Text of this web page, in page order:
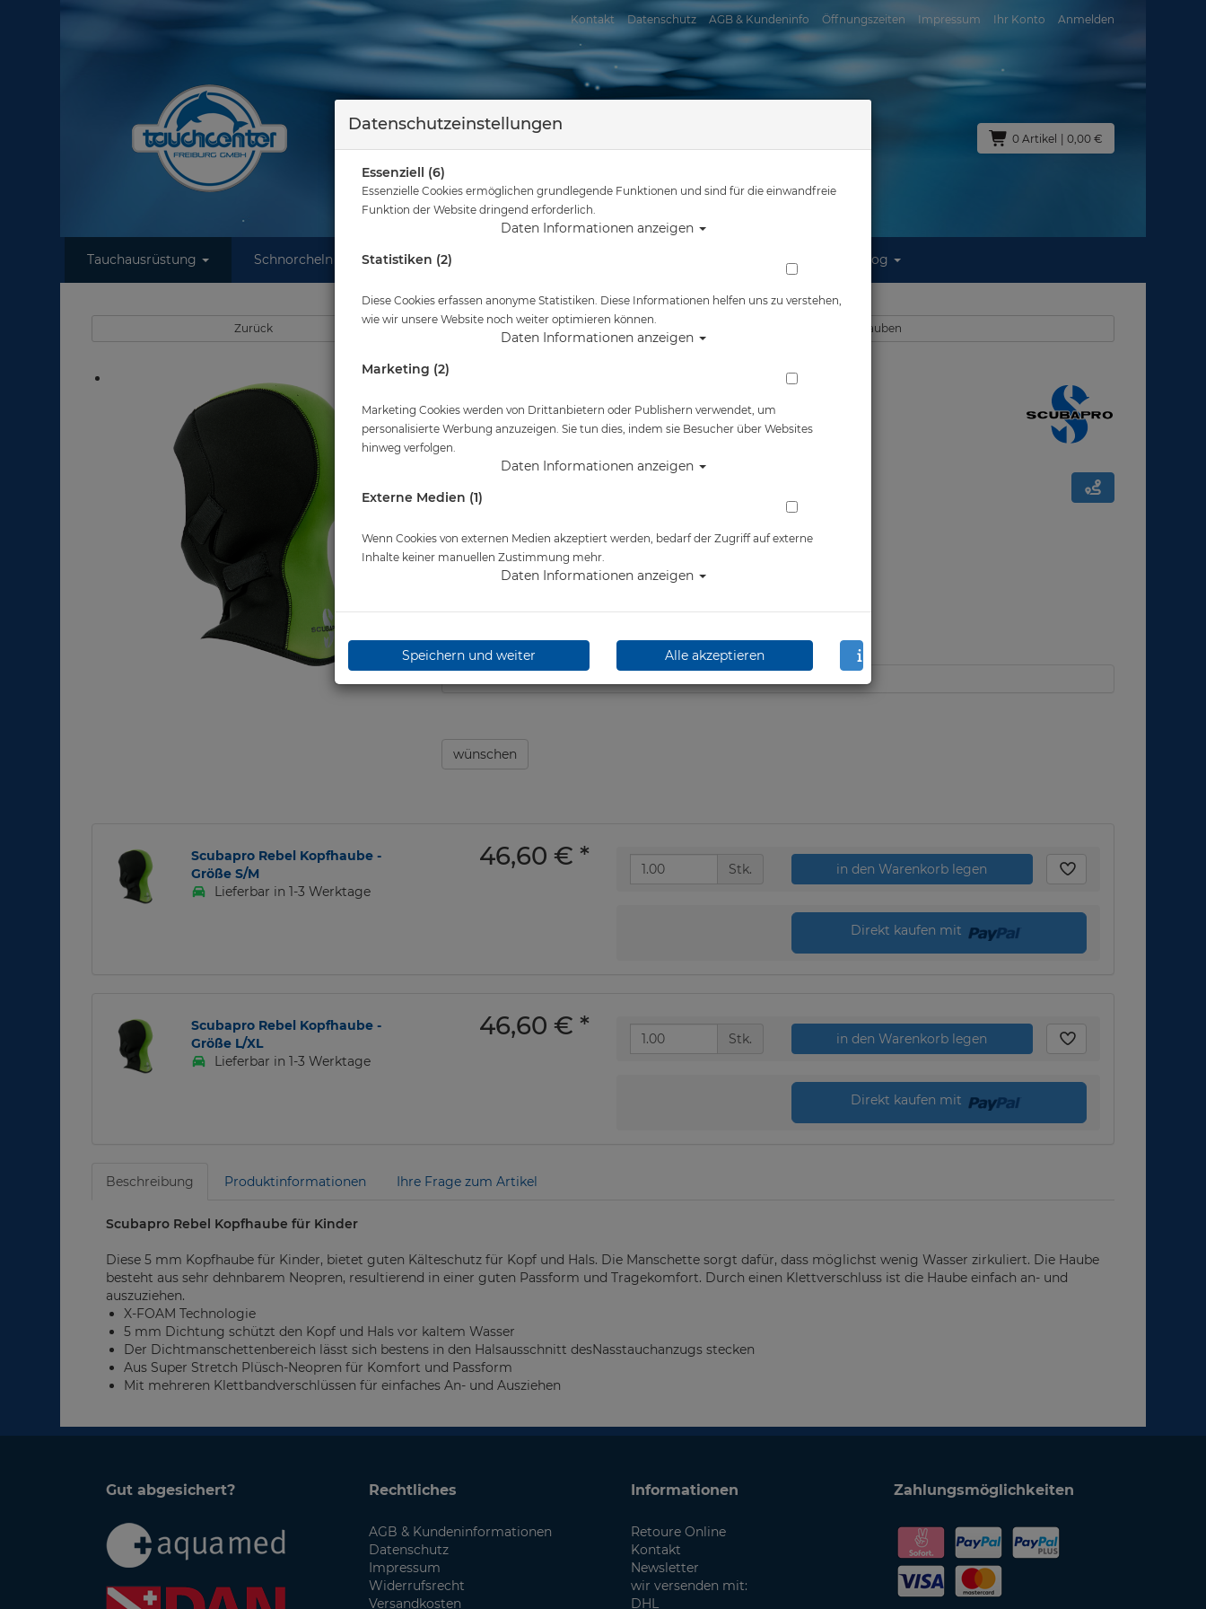
Kontakt Datenschutz AGB & Kundeninfo Öffnungszeiten Impressum Ihr Konto Anmelden
0 Artikel | 0,00 €
Tauchausrüstung Schnorcheln Wassersport Reisen Blog
Sie sind hier Tauchausrüstung Scubapro Rebel Kopfhaube für Kinder
Zurück Alle Artikel zeigen aus: Neopren - Kopfhauben
Scubapro Rebel Kopfhaube für Kinder
Artikelnr.: scu-67110x00master
Herstellerpreis: 49,00 €
46,60 €*
wünschen
Scubapro Rebel Kopfhaube -
Größe S/M
Lieferbar in 1-3 Werktage
46,60 € * Stk. in den Warenkorb legen
Direkt kaufen mit
Scubapro Rebel Kopfhaube -
Größe L/XL
Lieferbar in 1-3 Werktage
46,60 € * Stk. in den Warenkorb legen
Direkt kaufen mit
Beschreibung Produktinformationen Ihre Frage zum Artikel
Scubapro Rebel Kopfhaube für Kinder
Diese 5 mm Kopfhaube für Kinder, bietet guten Kälteschutz für Kopf und Hals. Die Manschette sorgt dafür, dass möglichst wenig Wasser zirkuliert. Die Haube
besteht aus sehr dehnbarem Neopren, resultierend in einer guten Passform und Tragekomfort. Durch einen Klettverschluss ist die Haube einfach an- und
auszuziehen.
X-FOAM Technologie
5 mm Dichtung schützt den Kopf und Hals vor kaltem Wasser
Der Dichtmanschettenbereich lässt sich bestens in den Halsausschnitt desNasstauchanzugs stecken
Aus Super Stretch Plüsch-Neopren für Komfort und Passform
Mit mehreren Klettbandverschlüssen für einfaches An- und Ausziehen
Gut abgesichert? Rechtliches
AGB & Kundeninformationen
Datenschutz
Impressum
Widerrufsrecht
Versandkosten
Informationen
Retoure Online
Kontakt
Newsletter
wir versenden mit:
DHL
Zahlungsmöglichkeiten
Datenschutzeinstellungen
Essenziell (6)
Essenzielle Cookies ermöglichen grundlegende Funktionen und sind für die einwandfreie
Funktion der Website dringend erforderlich.
Daten Informationen anzeigen
Statistiken (2)
Diese Cookies erfassen anonyme Statistiken. Diese Informationen helfen uns zu verstehen,
wie wir unsere Website noch weiter optimieren können.
Daten Informationen anzeigen
Marketing (2)
Marketing Cookies werden von Drittanbietern oder Publishern verwendet, um
personalisierte Werbung anzuzeigen. Sie tun dies, indem sie Besucher über Websites
hinweg verfolgen.
Daten Informationen anzeigen
Externe Medien (1)
Wenn Cookies von externen Medien akzeptiert werden, bedarf der Zugriff auf externe
Inhalte keiner manuellen Zustimmung mehr.
Daten Informationen anzeigen
Speichern und weiter Alle akzeptieren